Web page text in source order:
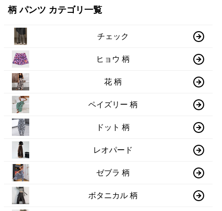
柄 パンツ カテゴリ一覧
チェック
ヒョウ 柄
花 柄
ペイズリー 柄
ドット 柄
レオパード
ゼブラ 柄
ボタニカル 柄